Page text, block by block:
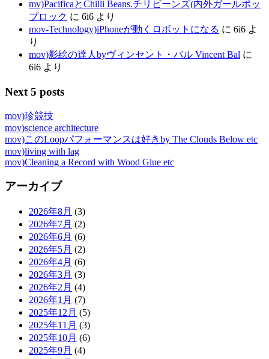
mv)PacificaとChilli Beans.チリビーンズ(内外ガールポッ
プロック に 6i6 より
mov-Technology)iPhoneが動くロボットになる に 6i6 よ
り
mov)影絵の達人byヴィンセント・バル Vincent Bal に
6i6 より
Next 5 posts
mov)珍競技
mov)science architecture
mov)このLoopパフォーマンスは好きby The Clouds Below etc
mov)living with lag
mov)Cleaning a Record with Wood Glue etc
アーカイブ
2026年8月 (3)
2026年7月 (2)
2026年6月 (6)
2026年5月 (2)
2026年4月 (6)
2026年3月 (3)
2026年2月 (4)
2026年1月 (7)
2025年12月 (5)
2025年11月 (3)
2025年10月 (6)
2025年9月 (4)